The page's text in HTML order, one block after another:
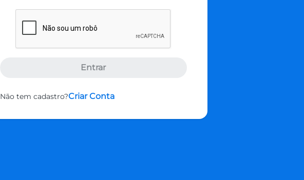
Entrar
Não tem cadastro?Criar Conta